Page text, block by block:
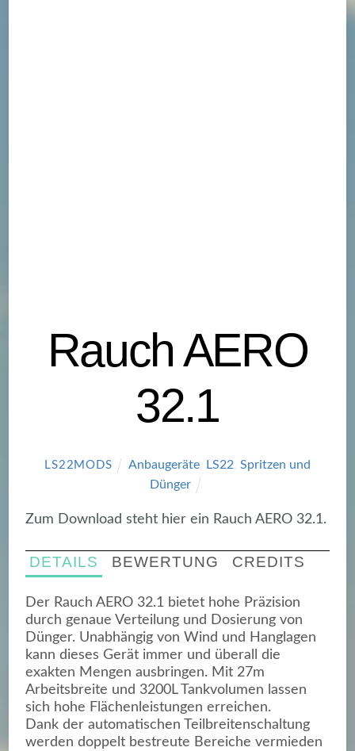
Rauch AERO
32.1
LS22MODS Anbaugeräte, LS22 Spritzen und
Dünger
Zum Download steht hier ein Rauch AERO 32.1.
DETAILS BEWERTUNG CREDITS
Der Rauch AERO 32.1 bietet hohe Präzision
durch genaue Verteilung und Dosierung von
Dünger. Unabhängig von Wind und Hanglagen
kann dieses Gerät immer und überall die
exakten Mengen ausbringen. Mit 27m
Arbeitsbreite und 3200L Tankvolumen lassen
sich hohe Flächenleistungen erreichen.
Dank der automatischen Teilbreitenschaltung
werden doppelt bestreute Bereiche vermieden